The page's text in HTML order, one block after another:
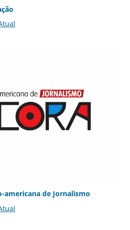
americana de Jornalismo